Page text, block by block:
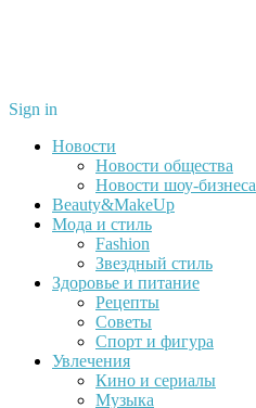
Sign in
Новости
Новости общества
Новости шоу-бизнеса
Beauty&MakeUp
Мода и стиль
Fashion
Звездный стиль
Здоровье и питание
Рецепты
Советы
Спорт и фигура
Увлечения
Кино и сериалы
Музыка